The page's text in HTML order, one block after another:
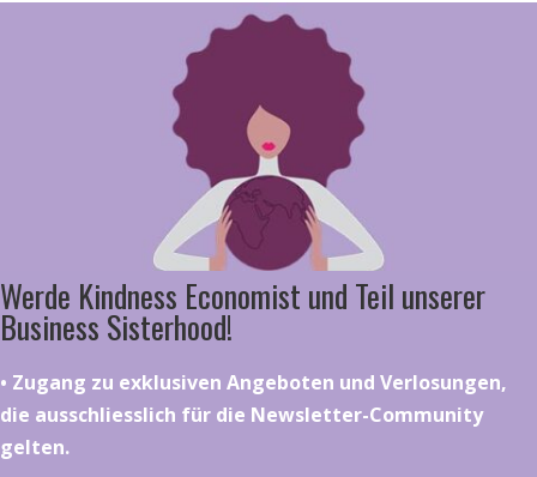
Werde Kindness Economist und Teil unserer
Business Sisterhood!
•⁠ ⁠⁠Zugang zu exklusiven Angeboten und Verlosungen,
die ausschliesslich für die Newsletter-Community
gelten.